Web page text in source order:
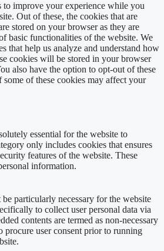
to improve your experience while you
Out of these, the cookies that are
stored on your browser as they are
basic functionalities of the website. We
that help us analyze and understand how
cookies will be stored in your browser
also have the option to opt-out of these
of these cookies may affect your
essential for the website to
only includes cookies that ensures
features of the website. These
information.
particularly necessary for the website
to collect user personal data via
contents are termed as non-necessary
procure user consent prior to running